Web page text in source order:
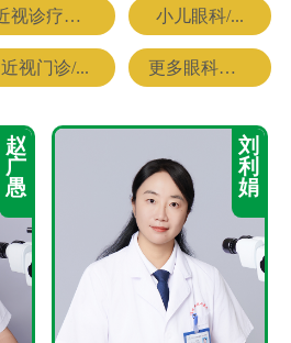
近视诊疗专科 小儿眼科/...
近视门诊/... 更多眼科专家
赵
广
愚
刘
利
娟